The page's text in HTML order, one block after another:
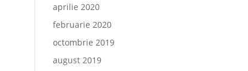
aprilie 2020
februarie 2020
octombrie 2019
august 2019